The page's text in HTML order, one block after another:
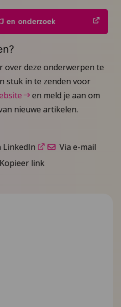
en onderzoek
over deze onderwerpen te
stuk in te zenden voor
en meld je aan om
nieuwe artikelen.
LinkedIn
Via e-mail
Kopieer link